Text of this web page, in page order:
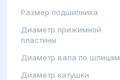
Размер подшипника
Диаметр прижимной
пластины
Диаметр вала по шлицам
Диаметр катушки